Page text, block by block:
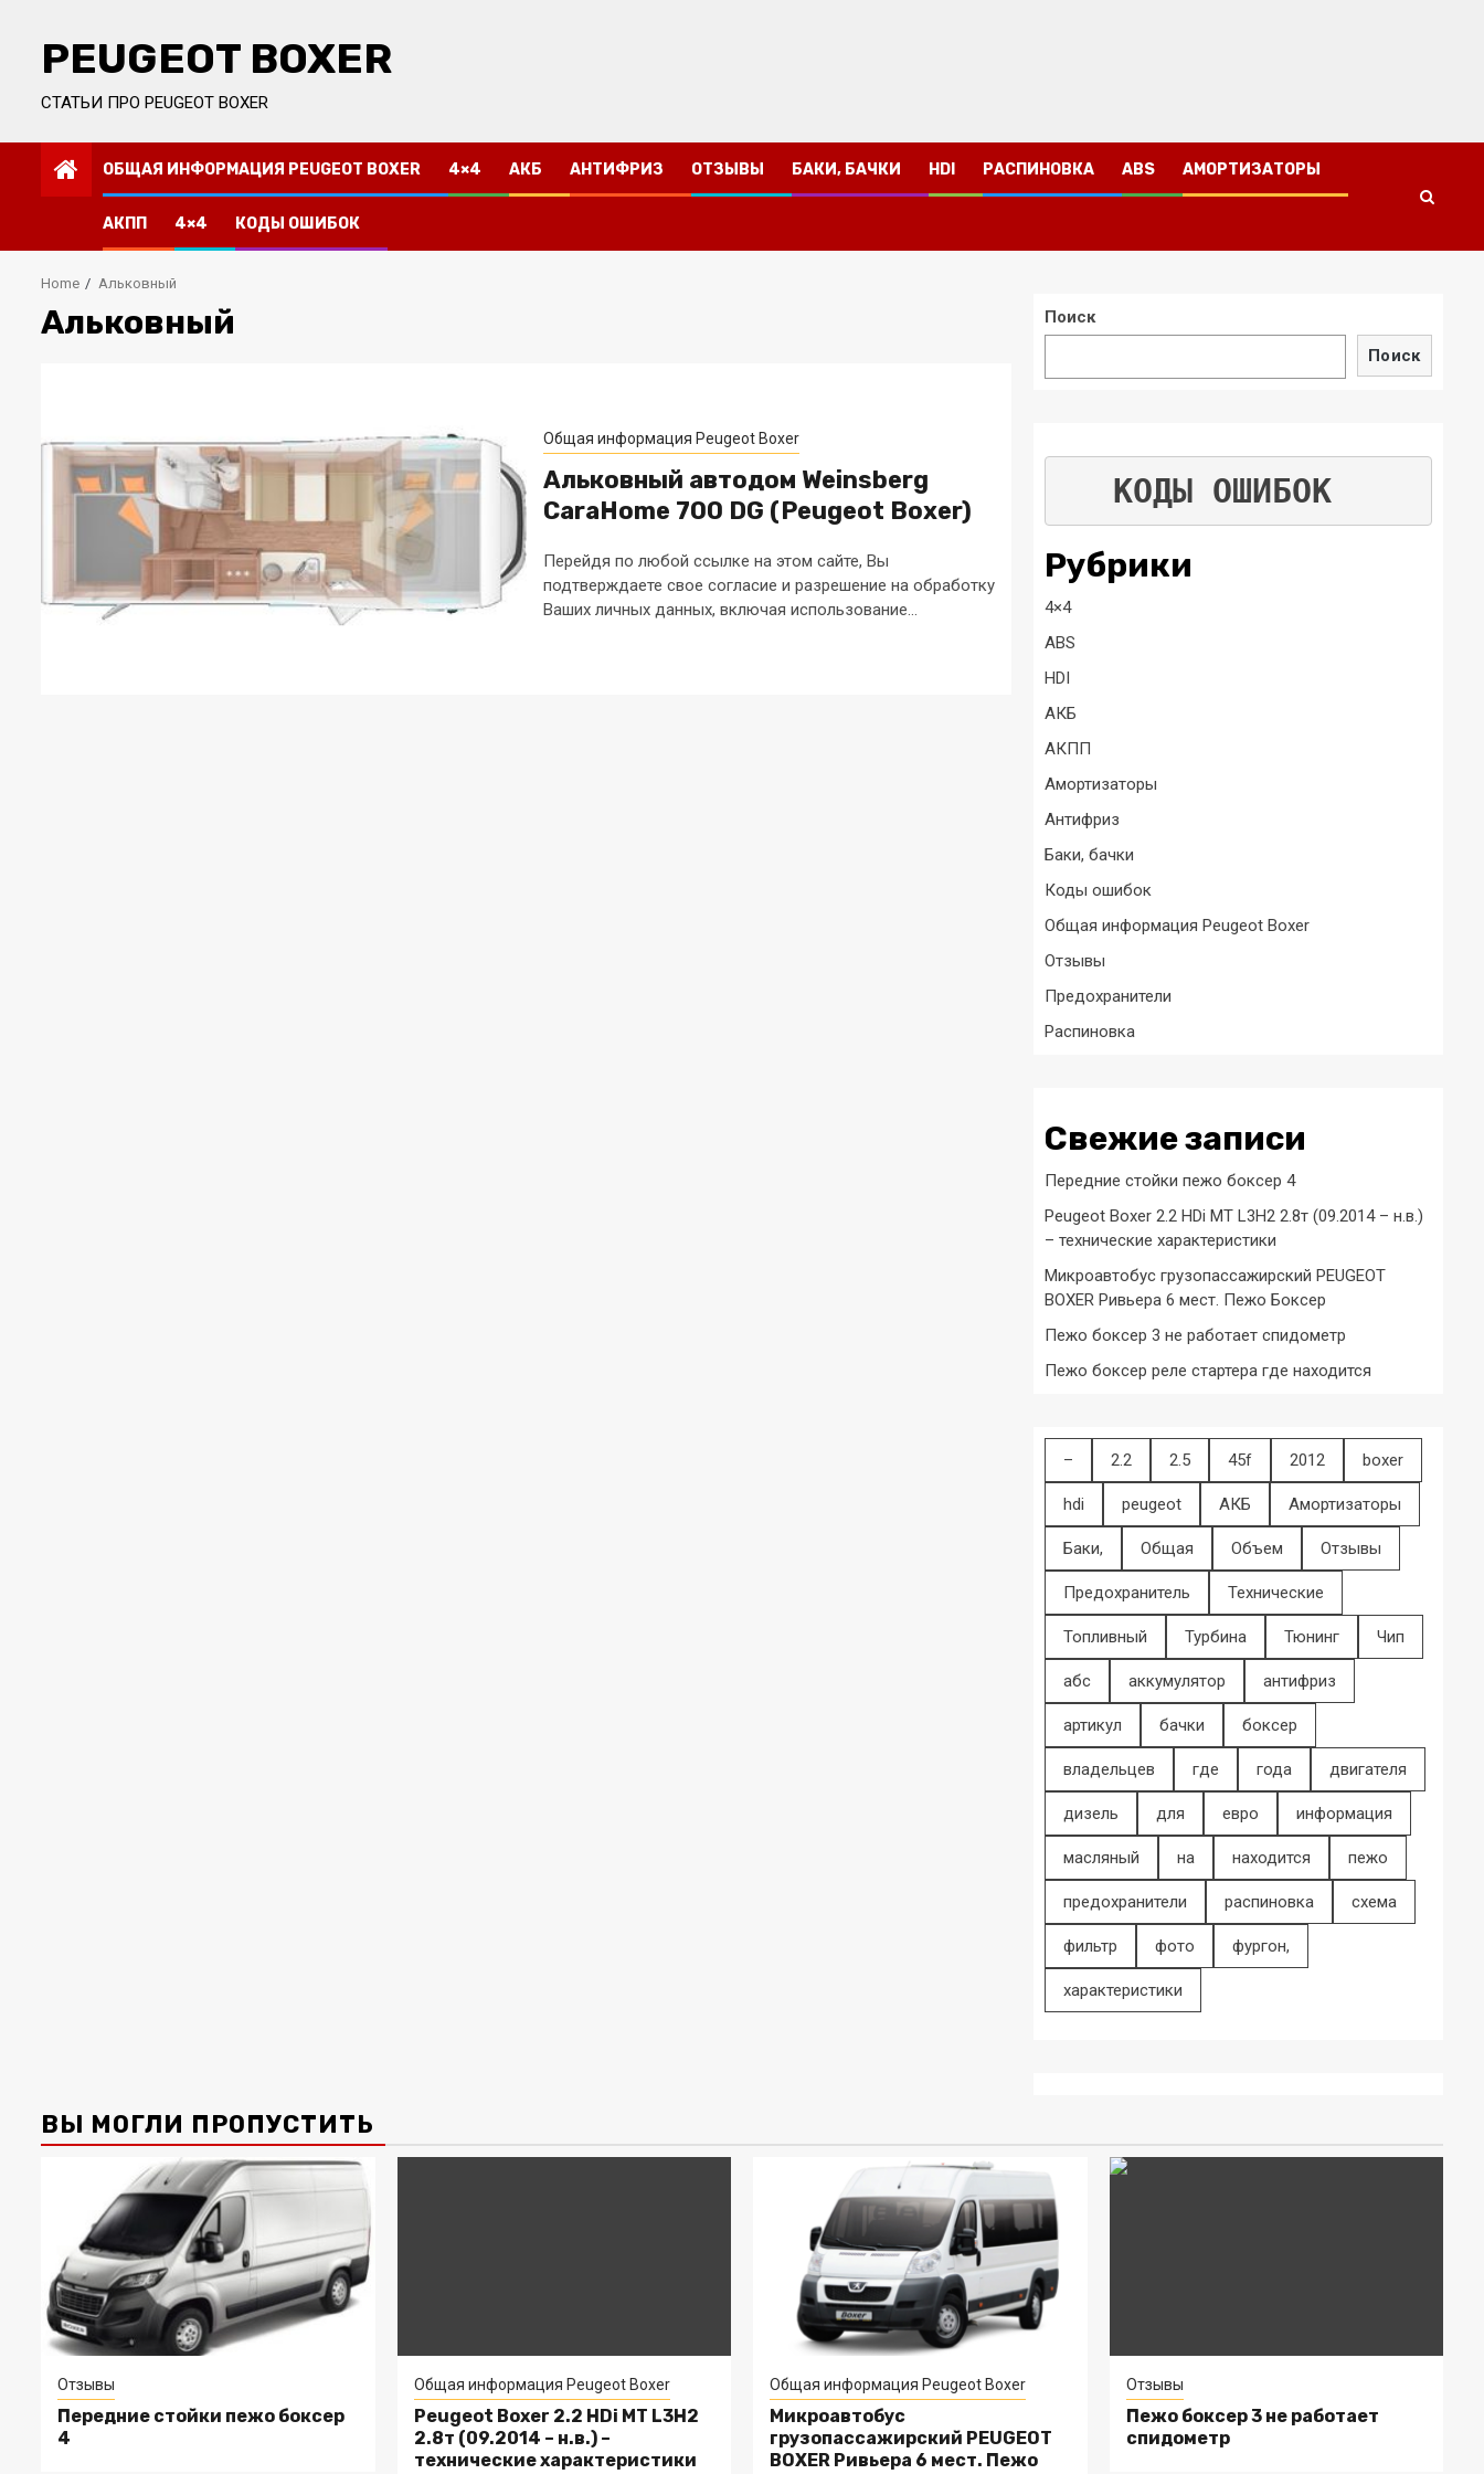
contentPEUGEOT BOXER
СТАТЬИ ПРО PEUGEOT BOXER
ОБЩАЯ ИНФОРМАЦИЯ PEUGEOT BOXER 4×4 АКБ АНТИФРИЗ ОТЗЫВЫ БАКИ, БАЧКИ HDI РАСПИНОВКА ABS АМОРТИЗАТОРЫ
АКПП 4×4 КОДЫ ОШИБОК
Home Альковный
Альковный
Общая информация Peugeot Boxer
Альковный автодом Weinsberg
CaraHome 700 DG (Peugeot Boxer)
Перейдя по любой ссылке на этом сайте, Вы
подтверждаете свое согласие и разрешение на обработку
Ваших личных данных, включая использование...
Поиск
Поиск
КОДЫ ОШИБОК
Рубрики
4×4
ABS
HDI
АКБ
АКПП
Амортизаторы
Антифриз
Баки, бачки
Коды ошибок
Общая информация Peugeot Boxer
Отзывы
Предохранители
Распиновка
Свежие записи
Передние стойки пежо боксер 4
Peugeot Boxer 2.2 HDi MT L3H2 2.8т (09.2014 – н.в.)
– технические характеристики
Микроавтобус грузопассажирский PEUGEOT
BOXER Ривьера 6 мест. Пежо Боксер
Пежо боксер 3 не работает спидометр
Пежо боксер реле стартера где находится
– 2.2 2.5 45f 2012 boxer
hdi peugeot АКБ Амортизаторы
Баки, Общая Объем Отзывы
Предохранитель Технические
Топливный Турбина Тюнинг Чип
абс аккумулятор антифриз
артикул бачки боксер
владельцев где года двигателя
дизель для евро информация
масляный на находится пежо
предохранители распиновка схема
фильтр фото фургон,
характеристики
ВЫ МОГЛИ ПРОПУСТИТЬ
Отзывы
Передние стойки пежо боксер
4
Общая информация Peugeot Boxer
Peugeot Boxer 2.2 HDi MT L3H2
2.8т (09.2014 – н.в.) –
технические характеристики
Общая информация Peugeot Boxer
Микроавтобус
грузопассажирский PEUGEOT
BOXER Ривьера 6 мест. Пежо
Отзывы
Пежо боксер 3 не работает
спидометр